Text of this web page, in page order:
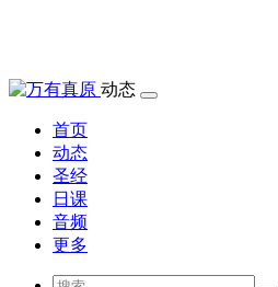
动态
首页
动态
圣经
日课
音频
更多